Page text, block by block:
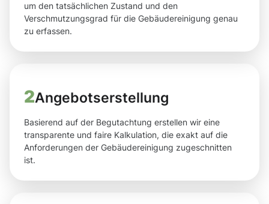
um den tatsächlichen Zustand und den
Verschmutzungsgrad für die Gebäudereinigung genau
zu erfassen.
2Angebotserstellung
Basierend auf der Begutachtung erstellen wir eine
transparente und faire Kalkulation, die exakt auf die
Anforderungen der Gebäudereinigung zugeschnitten
ist.